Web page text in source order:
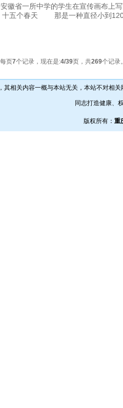
安徽省一所中学的学生在宣传画布上
个春天 那是一种直径小到120纳
每页7个记录，现在是:4/39页，共269个记录
其相关内容一概与本站无关，本站不对相
同志打造健康、
版权所有： 重